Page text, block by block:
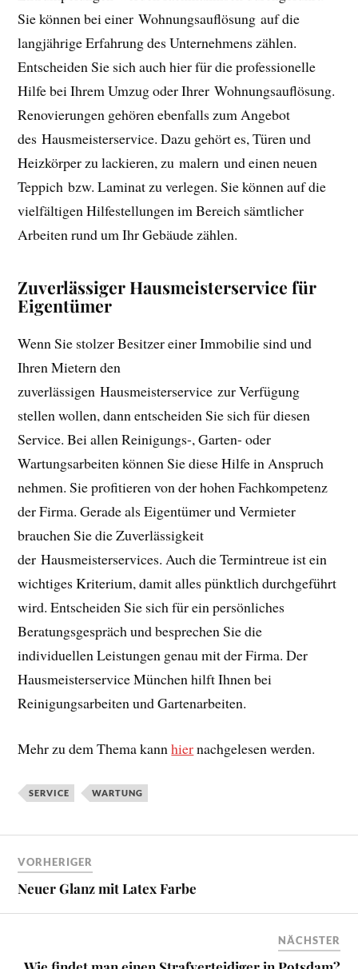
Sie können bei einer Wohnungsauflösung auf die
langjährige Erfahrung des Unternehmens zählen.
Entscheiden Sie sich auch hier für die professionelle
Hilfe bei Ihrem Umzug oder Ihrer Wohnungsauflösung.
Renovierungen gehören ebenfalls zum Angebot
des Hausmeisterservice. Dazu gehört es, Türen und
Heizkörper zu lackieren, zu malern und einen neuen
Teppich bzw. Laminat zu verlegen. Sie können auf die
vielfältigen Hilfestellungen im Bereich sämtlicher
Arbeiten rund um Ihr Gebäude zählen.
Zuverlässiger Hausmeisterservice für
Eigentümer
Wenn Sie stolzer Besitzer einer Immobilie sind und
Ihren Mietern den
zuverlässigen Hausmeisterservice zur Verfügung
stellen wollen, dann entscheiden Sie sich für diesen
Service. Bei allen Reinigungs-, Garten- oder
Wartungsarbeiten können Sie diese Hilfe in Anspruch
nehmen. Sie profitieren von der hohen Fachkompetenz
der Firma. Gerade als Eigentümer und Vermieter
brauchen Sie die Zuverlässigkeit
der Hausmeisterservices. Auch die Termintreue ist ein
wichtiges Kriterium, damit alles pünktlich durchgeführt
wird. Entscheiden Sie sich für ein persönliches
Beratungsgespräch und besprechen Sie die
individuellen Leistungen genau mit der Firma. Der
Hausmeisterservice München hilft Ihnen bei
Reinigungsarbeiten und Gartenarbeiten.
Mehr zu dem Thema kannhiernachgelesen werden.
SERVICE WARTUNG
VORHERIGER
Neuer Glanz mit Latex Farbe
NÄCHSTER